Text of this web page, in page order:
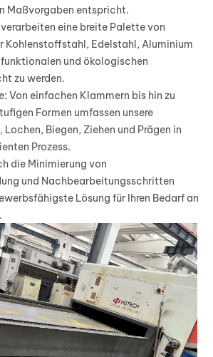
Maßvorgaben entspricht.
eine breite Palette von
Kohlenstoffstahl, Edelstahl, Aluminium
funktionalen und ökologischen
zu werden.
Von einfachen Klammern bis hin zu
Formen umfassen unsere
Biegen, Ziehen und Prägen in
Prozess.
die Minimierung von
und Nachbearbeitungsschritten
Lösung für Ihren Bedarf an